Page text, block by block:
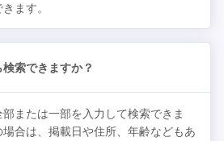
ます。
索できますか？
または一部を入力して検索できま
合は、掲載日や住所、年齢などもあ